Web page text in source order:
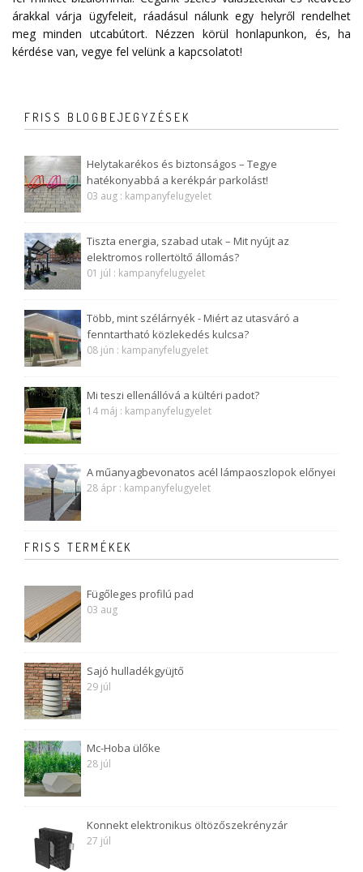
árakkal várja ügyfeleit, ráadásul nálunk egy helyről rendelhet
meg minden utcabútort. Nézzen körül honlapunkon, és, ha
kérdése van, vegye fel velünk a kapcsolatot!
FRISS BLOGBEJEGYZÉSEK
Helytakarékos és biztonságos – Tegye
hatékonyabbá a kerékpár parkolást!
03 aug : kampanyfelugyelet
Tiszta energia, szabad utak – Mit nyújt az
elektromos rollertöltő állomás?
01 júl : kampanyfelugyelet
Több, mint szélárnyék - Miért az utasváró a
fenntartható közlekedés kulcsa?
08 jún : kampanyfelugyelet
Mi teszi ellenállóvá a kültéri padot?
14 máj : kampanyfelugyelet
A műanyagbevonatos acél lámpaoszlopok előnyei
28 ápr : kampanyfelugyelet
FRISS TERMÉKEK
Fügőleges profilú pad
03 aug
Sajó hulladékgyüjtő
29 júl
Mc-Hoba ülőke
28 júl
Konnekt elektronikus öltözőszekrényzár
27 júl